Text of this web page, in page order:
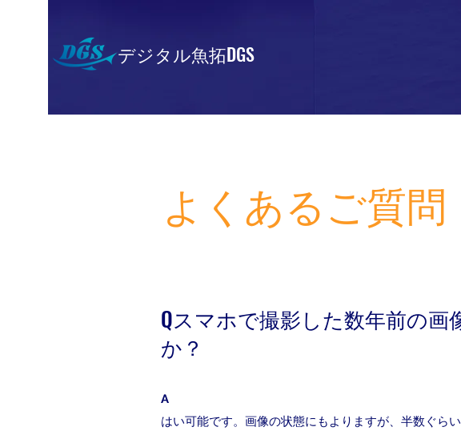
デジタル魚拓DGS
よくあるご質問
Qスマホで撮影した数年前の
か？
A
はい可能です。画像の状態にもよりますが、半数ぐら